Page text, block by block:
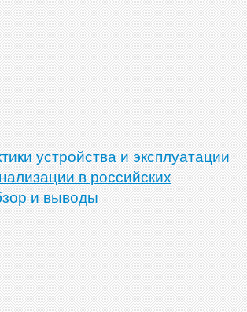
устройства и эксплуатации
в российских
и выводы